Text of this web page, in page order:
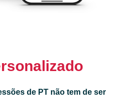
de PT não tem de ser